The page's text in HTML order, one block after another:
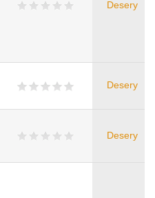
Desery
Desery
Desery